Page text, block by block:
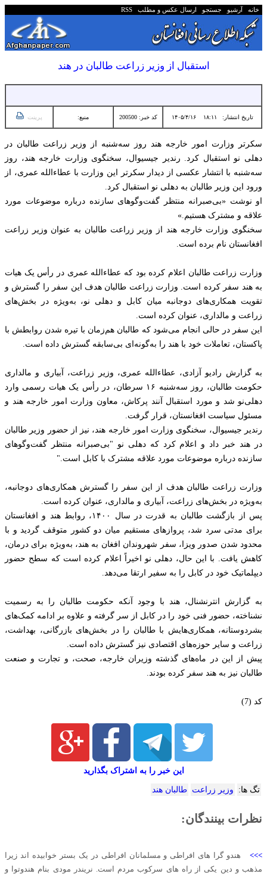
خانه آرشیو جستجو ارسال عکس و مطلب RSS
استقبال از وزیر زراعت طالبان در هند
تاریخ انتشار: ۱۸:۱۱ ۱۴۰۵/۴/۱۶ کد خبر: 200500 منبع: پرینت
سکرتر وزارت امور خارجه هند روز سه‌شنبه از وزیر زراعت طالبان در
دهلی نو استقبال کرد. رندیر جیسیوال، سخنگوی وزارت خارجه هند، روز
سه‌شنبه با انتشار عکسی از دیدار سکرتر این وزارت با عطاءالله عمری، از
ورود این وزیر طالبان به دهلی نو استقبال کرد.
او نوشت «بی‌صبرانه منتظر گفت‌وگوهای سازنده درباره موضوعات مورد
علاقه و مشترک هستیم.»
سخنگوی وزارت خارجه هند از وزیر زراعت طالبان به عنوان وزیر زراعت
افغانستان نام برده است.
وزارت زراعت طالبان اعلام کرده بود که عطاءالله عمری در رأس یک هیات
به هند سفر کرده است. وزارت زراعت طالبان هدف این سفر را گسترش و
تقویت همکاری‌های دوجانبه میان کابل و دهلی نو، به‌ویژه در بخش‌های
زراعت و مالداری، عنوان کرده است.
این سفر در حالی انجام می‌شود که طالبان هم‌زمان با تیره شدن روابطش با
پاکستان، تعاملات خود با هند را به‌گونه‌ای بی‌سابقه گسترش داده است.
به گزارش رادیو آزادی، عطاءالله عمری، وزیر زراعت، آبیاری و مالداری
حکومت طالبان، روز سه‌شنبه ۱۶ سرطان، در رأس یک هیات رسمی وارد
دهلی‌نو شد و مورد استقبال آنند پرکاش، معاون وزارت امور خارجه هند و
مسئول سیاست افغانستان، قرار گرفت.
رندیر جیسیوال، سخنگوی وزارت امور خارجه هند، نیز از حضور وزیر طالبان
در هند خبر داد و اعلام کرد که دهلی نو "بی‌صبرانه منتظر گفت‌وگوهای
سازنده درباره موضوعات مورد علاقه مشترک با کابل است."
وزارت زراعت طالبان هدف از این سفر را گسترش همکاری‌های دوجانبه،
به‌ویژه در بخش‌های زراعت، آبیاری و مالداری، عنوان کرده است.
پس از بازگشت طالبان به قدرت در سال ۱۴۰۰، روابط هند و افغانستان
برای مدتی سرد شد، پروازهای مستقیم میان دو کشور متوقف گردید و با
محدود شدن صدور ویزا، سفر شهروندان افغان به هند، به‌ویژه برای درمان،
کاهش یافت. با این حال، دهلی نو اخیراً اعلام کرده است که سطح حضور
دیپلماتیک خود در کابل را به سفیر ارتقا می‌دهد.
به گزارش انترنشنال، هند با وجود آنکه حکومت طالبان را به رسمیت
نشناخته، حضور فنی خود را در کابل از سر گرفته و علاوه بر ادامه کمک‌های
بشردوستانه، همکاری‌هایش با طالبان را در بخش‌های بازرگانی، بهداشت،
زراعت و سایر حوزه‌های اقتصادی نیز گسترش داده است.
پیش از این در ماه‌های گذشته وزیران خارجه، صحت، و تجارت و صنعت
طالبان نیز به هند سفر کرده بودند.
کد (7)
این خبر را به اشتراک بگذارید
تگ ها: وزیر زراعت طالبان هند
نظرات بینندگان:
>>> هندو گرا های افراطی و مسلمانان افراطی در یک بستر خوابیده اند زیرا
مذهب و دین یکی از راه های سرکوب مردم است. نریندر مودی بنام هندوتوا و